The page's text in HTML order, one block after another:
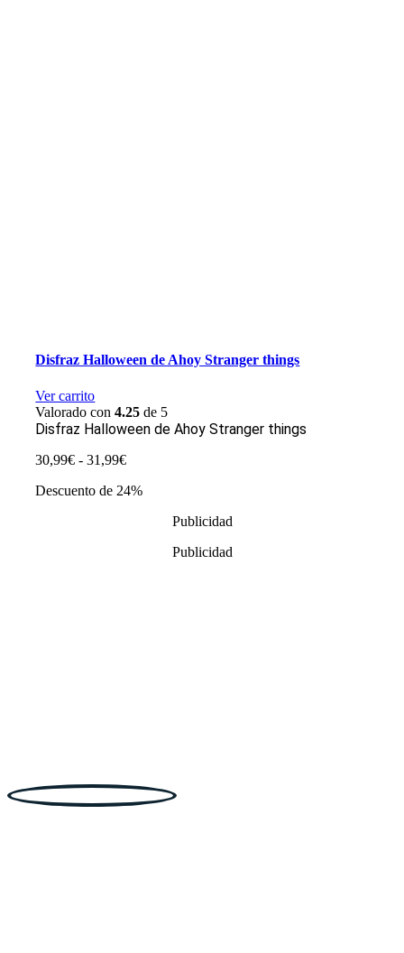
Disfraz Halloween de Ahoy Stranger things
Ver carrito
Valorado con4.25 de 5
Disfraz Halloween de Ahoy Stranger things
30,99€ - 31,99€Rango
precios:
Descuento de 24%
Publicidad
Publicidad